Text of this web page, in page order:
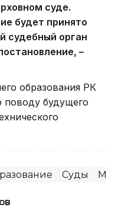
суде.
будет принято
судебный орган
–
образования РК
поводу будущего
Суды